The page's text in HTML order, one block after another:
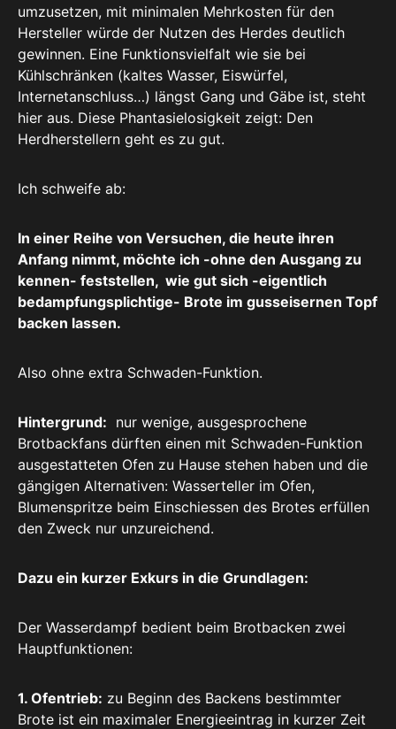
umzusetzen, mit minimalen Mehrkosten für den
Hersteller würde der Nutzen des Herdes deutlich
gewinnen. Eine Funktionsvielfalt wie sie bei
Kühlschränken (kaltes Wasser, Eiswürfel,
Internetanschluss…) längst Gang und Gäbe ist, steht
hier aus. Diese Phantasielosigkeit zeigt: Den
Herdherstellern geht es zu gut.
Ich schweife ab:
In einer Reihe von Versuchen, die heute ihren
Anfang nimmt, möchte ich -ohne den Ausgang zu
kennen- feststellen, wie gut sich -eigentlich
bedampfungsplichtige- Brote im gusseisernen Topf
backen lassen.
Also ohne extra Schwaden-Funktion.
Hintergrund: nur wenige, ausgesprochene
Brotbackfans dürften einen mit Schwaden-Funktion
ausgestatteten Ofen zu Hause stehen haben und die
gängigen Alternativen: Wasserteller im Ofen,
Blumenspritze beim Einschiessen des Brotes erfüllen
den Zweck nur unzureichend.
Dazu ein kurzer Exkurs in die Grundlagen:
Der Wasserdampf bedient beim Brotbacken zwei
Hauptfunktionen:
1. Ofentrieb: zu Beginn des Backens bestimmter
Brote ist ein maximaler Energieeintrag in kurzer Zeit